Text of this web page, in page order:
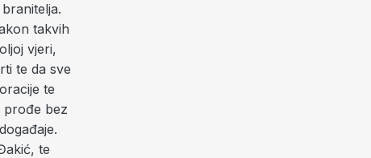
takvih
vjeri,
te da sve
te
prođe bez
te